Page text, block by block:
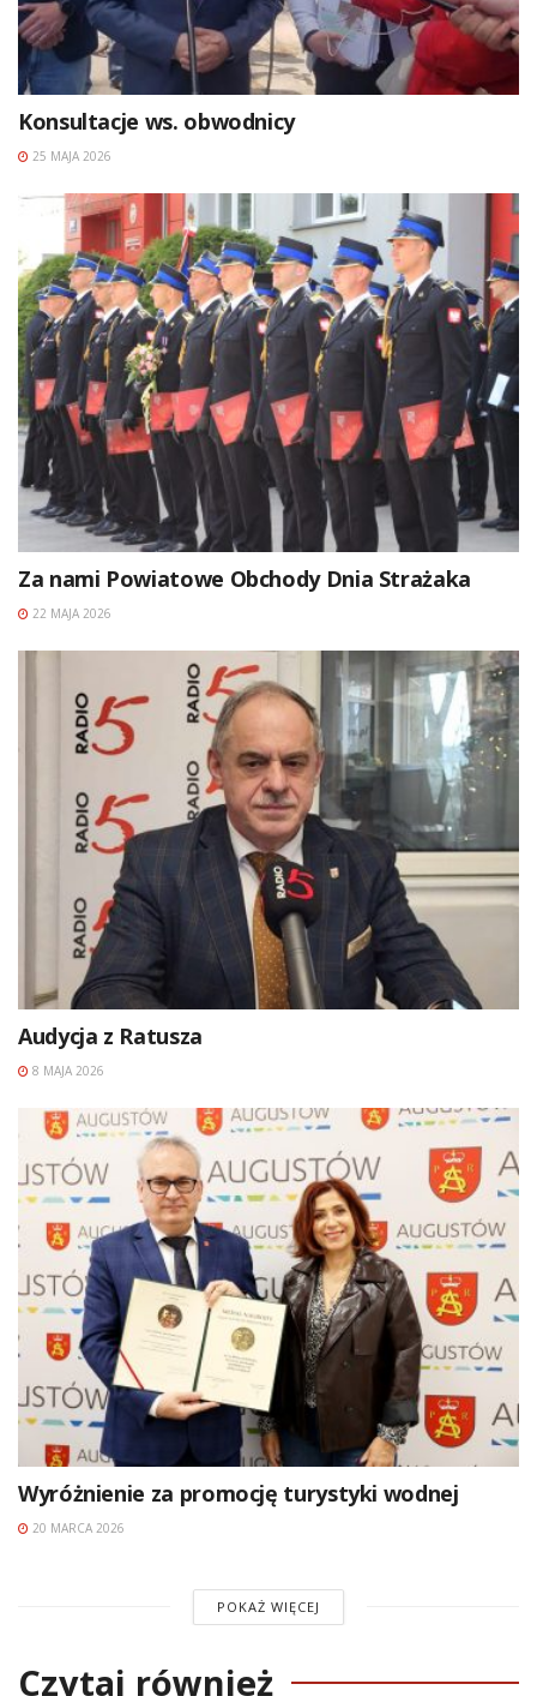
Konsultacje ws. obwodnicy
25 MAJA 2026
Za nami Powiatowe Obchody Dnia Strażaka
22 MAJA 2026
Audycja z Ratusza
8 MAJA 2026
Wyróżnienie za promocję turystyki wodnej
20 MARCA 2026
POKAŻ WIĘCEJ
Czytaj również